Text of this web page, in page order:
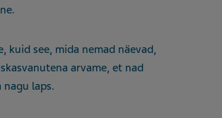
kuid see, mida nemad näevad,
arvame, et nad
nagu laps.